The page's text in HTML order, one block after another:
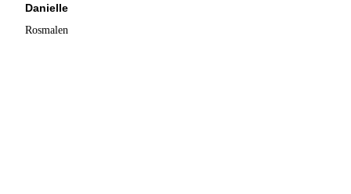
Danielle
Rosmalen